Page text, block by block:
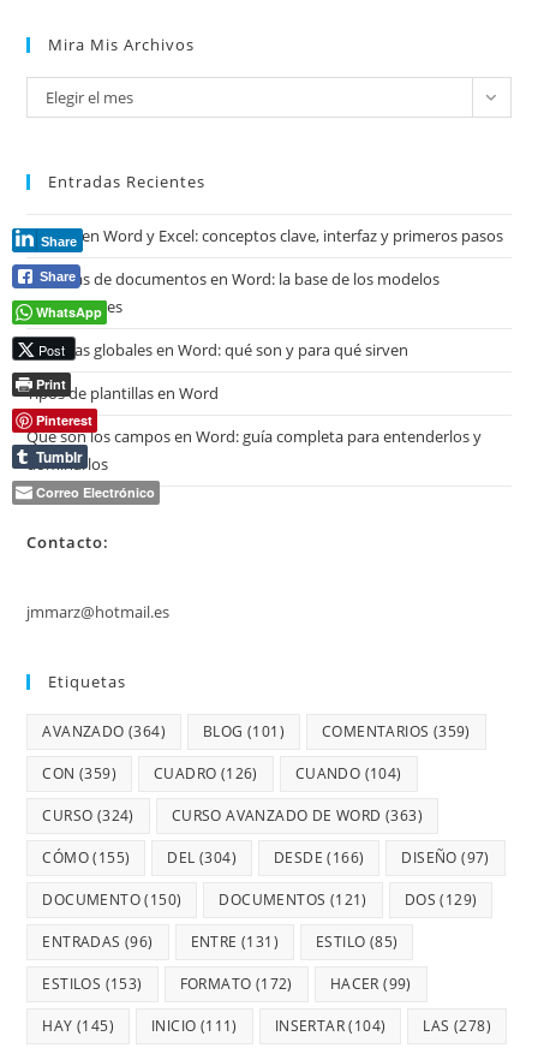
Mira Mis Archivos
Mira
mis
Elegir el mes
Entradas Recientes
Copilot en Word y Excel: conceptos clave, interfaz y primeros pasos
Plantillas de documentos en Word: la base de los modelos
profesionales
Plantillas globales en Word: qué son y para qué sirven
Tipos de plantillas en Word
Qué son los campos en Word: guía completa para entenderlos y
dominarlos
Contacto:
jmmarz@hotmail.es
Etiquetas
AVANZADO (364) BLOG (101) COMENTARIOS (359)
CON (359) CUADRO (126) CUANDO (104)
CURSO (324) CURSO AVANZADO DE WORD (363)
CÓMO(155) DEL (304) DESDE (166) DISEÑO (97)
DOCUMENTO(150) DOCUMENTOS (121) DOS (129)
ENTRADAS (96) ENTRE (131) ESTILO (85)
ESTILOS (153) FORMATO (172) HACER (99)
HAY (145) INICIO (111) INSERTAR(104) LAS (278)
Share
Share
WhatsApp
Post
Print
Pinterest
Tumblr
Correo Electrónico